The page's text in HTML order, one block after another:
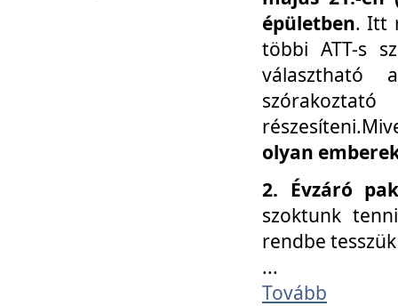
épületben. Itt
többi ATT-s
választható
olyan
2. Évzáró
szoktunk
rendbe
...
Tovább